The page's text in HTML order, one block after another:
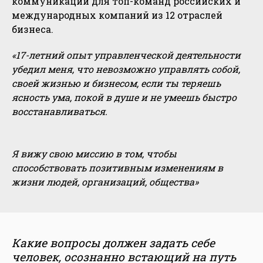
международных компаний из 12 отраслей
бизнеса.
«17-летний опыт управленческой деятельности
убедил меня, что невозможно управлять собой,
своей жизнью и бизнесом, если ты теряешь
ясность ума, покой в душе и не умеешь быстро
восстанавливаться.
Я вижу свою миссию в том, чтобы
способствовать позитивным изменениям в
жизни людей, организаций, общества»
Какие вопросы должен задать себе
человек, осознанно встающий на путь